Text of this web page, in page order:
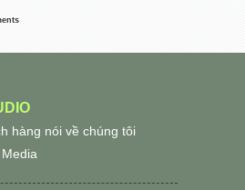
hàng nói về chúng tôi
Media